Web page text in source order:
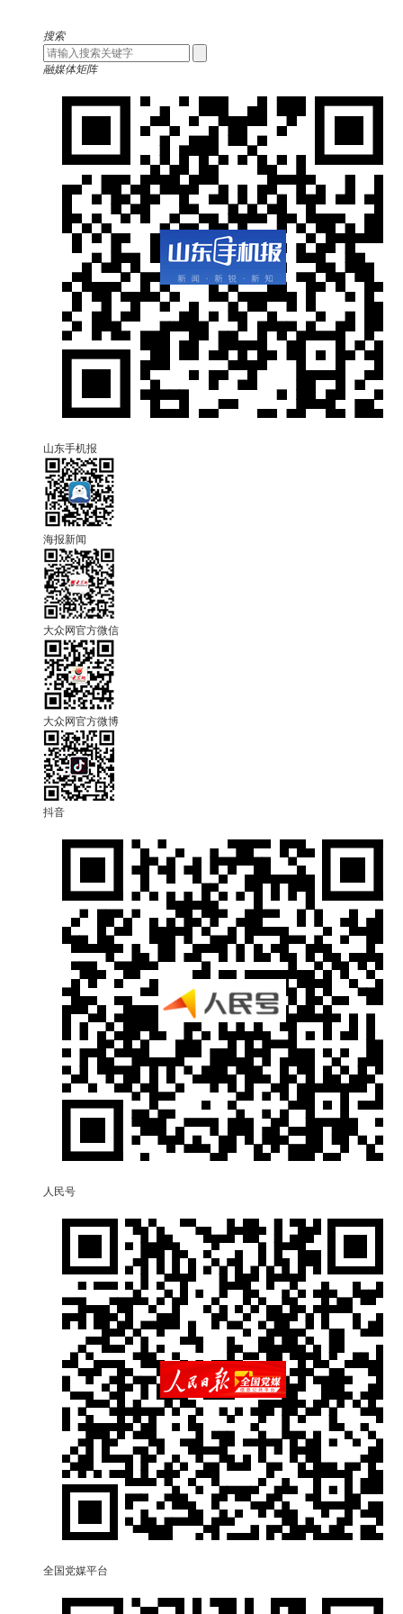
搜索
融媒体矩阵
山东手机报
海报新闻
大众网官方微信
大众网官方微博
抖音
人民号
全国党媒平台